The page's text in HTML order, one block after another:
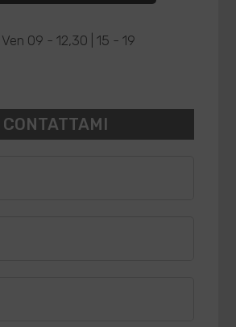
09 - 12,30 | 15 - 19
CONTATTAMI